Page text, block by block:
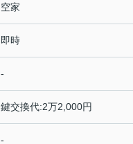
空家
即時
-
鍵交換代:2万2,000円
-